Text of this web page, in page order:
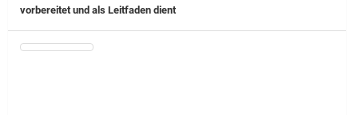
vorbereitet und als Leitfaden dient